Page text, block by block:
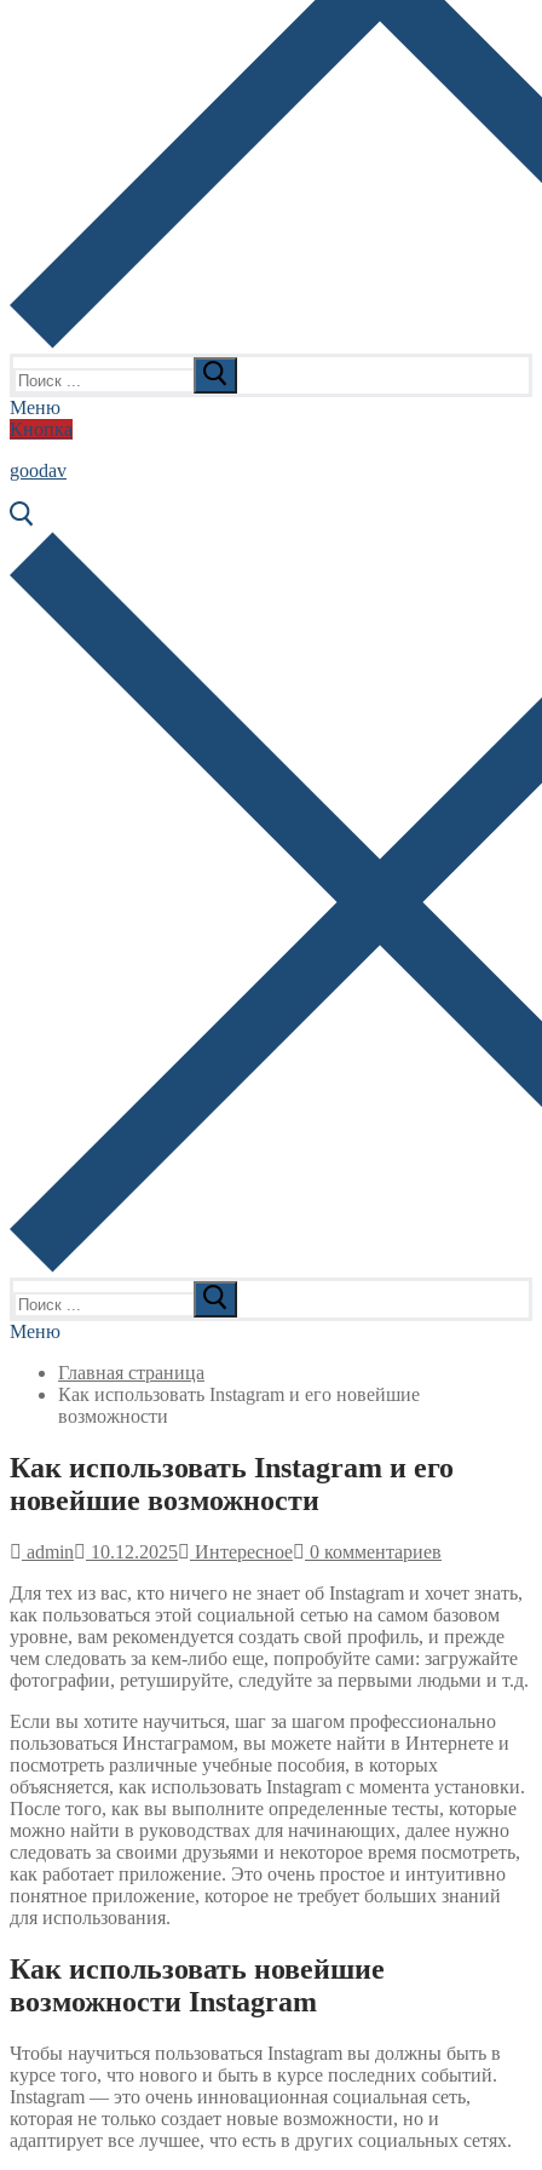
Меню
Кнопка
goodav
Меню
Главная страница
Как использовать Instagram и его новейшие
возможности
Как использовать Instagram и его
новейшие возможности
admin 10.12.2025 Интересное
0 комментариев
Для тех из вас, кто ничего не знает об Instagram и хочет знать,
как пользоваться этой социальной сетью на самом базовом
уровне, вам рекомендуется создать свой профиль, и прежде
чем следовать за кем-либо еще, попробуйте сами: загружайте
фотографии, ретушируйте, следуйте за первыми людьми и т.д.
Если вы хотите научиться, шаг за шагом профессионально
пользоваться Инстаграмом, вы можете найти в Интернете и
посмотреть различные учебные пособия, в которых
объясняется, как использовать Instagram с момента установки.
После того, как вы выполните определенные тесты, которые
можно найти в руководствах для начинающих, далее нужно
следовать за своими друзьями и некоторое время посмотреть,
как работает приложение. Это очень простое и интуитивно
понятное приложение, которое не требует больших знаний
для использования.
Как использовать новейшие
возможности Instagram
Чтобы научиться пользоваться Instagram вы должны быть в
курсе того, что нового и быть в курсе последних событий.
Instagram — это очень инновационная социальная сеть,
которая не только создает новые возможности, но и
адаптирует все лучшее, что есть в других социальных сетях.